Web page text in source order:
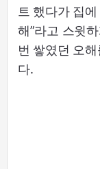
트 했다가 집
해”라고 스윗
번 쌓였던 오
다.